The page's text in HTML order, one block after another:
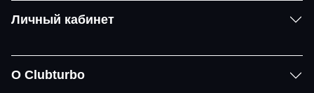
Личный кабинет
О Clubturbo